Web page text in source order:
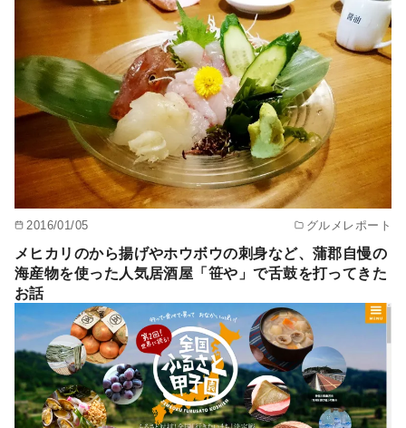
2016/01/05 グルメレポート
メヒカリのから揚げやホウボウの刺身など、蒲郡自慢の
海産物を使った人気居酒屋「笹や」で舌鼓を打ってきた
お話